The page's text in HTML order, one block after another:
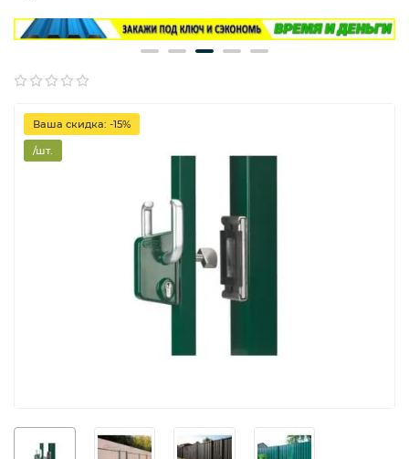
Ваша скидка: -15%
/шт.